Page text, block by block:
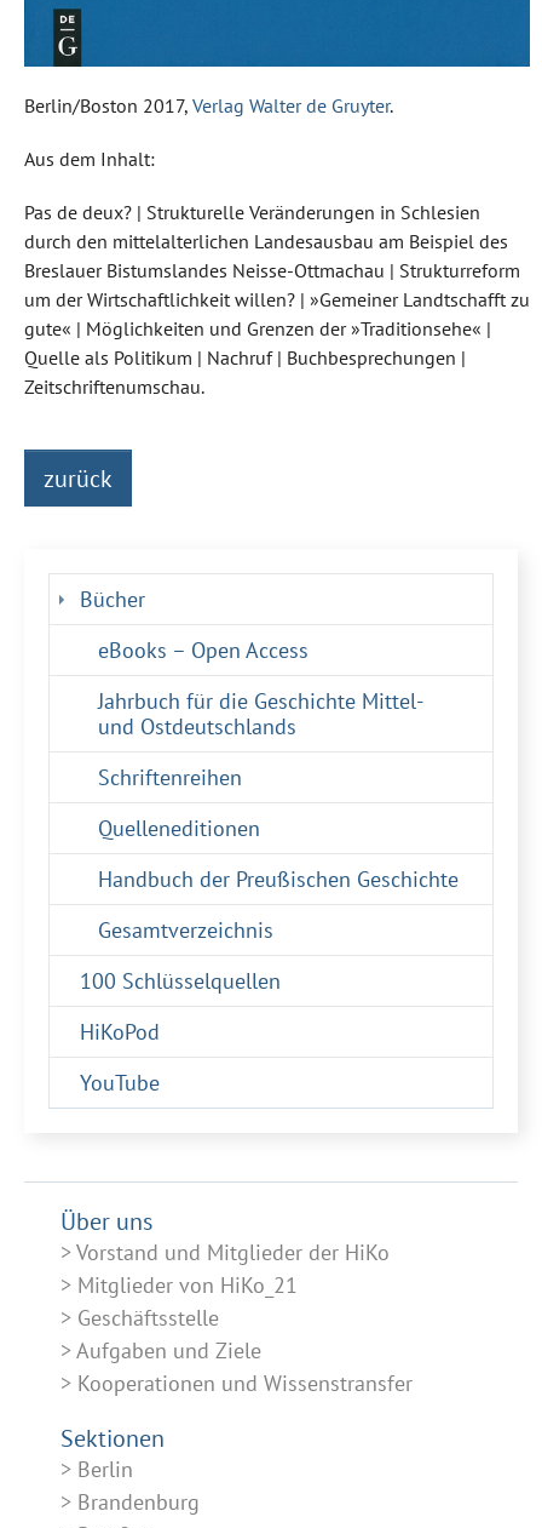
Berlin/Boston 2017, Verlag Walter de Gruyter.
Aus dem Inhalt:
Pas de deux? | Strukturelle Veränderungen in Schlesien
durch den mittelalterlichen Landesausbau am Beispiel des
Breslauer Bistumslandes Neisse-Ottmachau | Strukturreform
um der Wirtschaftlichkeit willen? | »Gemeiner Landtschafft zu
gute« | Möglichkeiten und Grenzen der »Traditionsehe« |
Quelle als Politikum | Nachruf | Buchbesprechungen |
Zeitschriftenumschau.
zurück
Bücher
eBooks – Open Access
Jahrbuch für die Geschichte Mittel-
und Ostdeutschlands
Schriftenreihen
Quelleneditionen
Handbuch der Preußischen Geschichte
Gesamtverzeichnis
100 Schlüsselquellen
HiKoPod
YouTube
Über uns
Vorstand und Mitglieder der HiKo
Mitglieder von HiKo_21
Geschäftsstelle
Aufgaben und Ziele
Kooperationen und Wissenstransfer
Sektionen
Berlin
Brandenburg